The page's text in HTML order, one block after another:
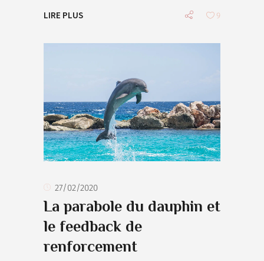
LIRE PLUS 9
27/02/2020
La parabole du dauphin et
le feedback de
renforcement